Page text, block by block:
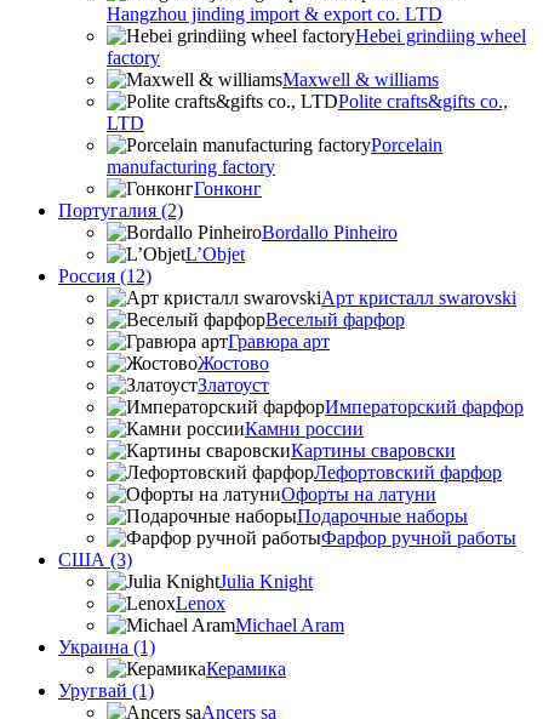
Hangzhou jinding import & export co. LTD
Hebei grindiing wheel
factory
Maxwell & williams
Polite crafts&gifts co.,
LTD
Porcelain
manufacturing factory
Гонконг
Португалия (2)
Bordallo Pinheiro
L’Objet
Россия (12)
Арт кристалл swarovski
Веселый фарфор
Гравюра арт
Жостово
Златоуст
Императорский фарфор
Камни россии
Картины сваровски
Лефортовский фарфор
Офорты на латуни
Подарочные наборы
Фарфор ручной работы
США (3)
Julia Knight
Lenox
Michael Aram
Украина (1)
Керамика
Уругвай (1)
Ancers sa